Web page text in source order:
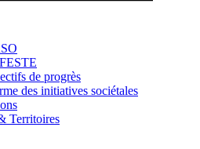
de progrès
des initiatives sociétales
Territoires